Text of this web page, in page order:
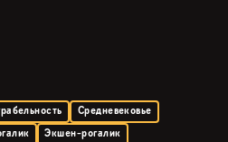
Средневековье
Экшен-рогалик